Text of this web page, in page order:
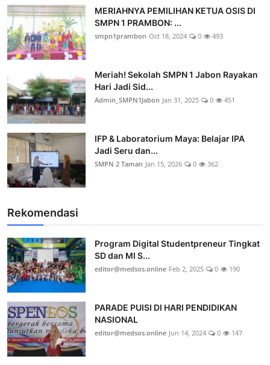
MERIAHNYA PEMILIHAN KETUA OSIS DI
SMPN 1 PRAMBON: ...
smpn1prambon Oct 18, 2024 0 493
Meriah! Sekolah SMPN 1 Jabon Rayakan
Hari Jadi Sid...
Admin_SMPN1Jabon Jan 31, 2025 0 451
IFP & Laboratorium Maya: Belajar IPA
Jadi Seru dan...
SMPN 2 Taman Jan 15, 2026 0 362
Rekomendasi
Program Digital Studentpreneur Tingkat
SD dan MI S...
editor@medsos.online Feb 2, 2025 0 190
PARADE PUISI DI HARI PENDIDIKAN
NASIONAL
editor@medsos.online Jun 14, 2024 0 147